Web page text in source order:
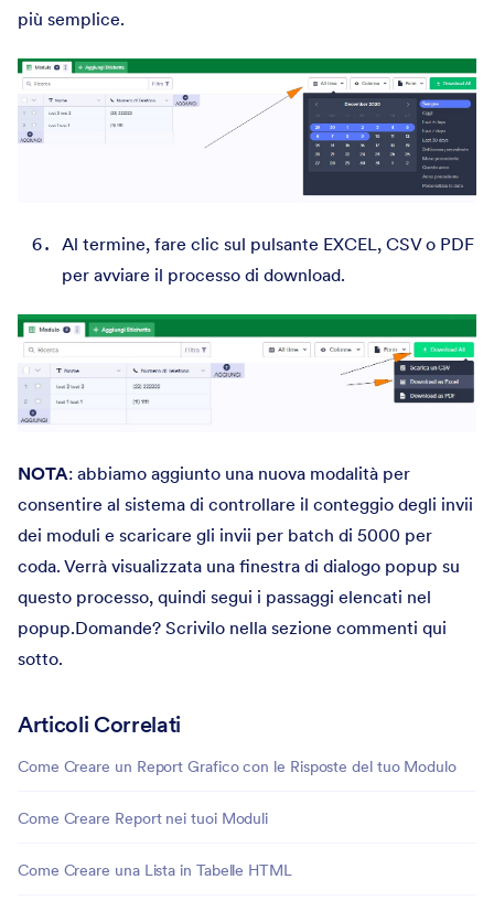
più semplice.
Al termine, fare clic sul pulsante EXCEL, CSV o PDF
per avviare il processo di download.
NOTA: abbiamo aggiunto una nuova modalità per
consentire al sistema di controllare il conteggio degli invii
dei moduli e scaricare gli invii per batch di 5000 per
coda. Verrà visualizzata una finestra di dialogo popup su
questo processo, quindi segui i passaggi elencati nel
popup.Domande? Scrivilo nella sezione commenti qui
sotto.
Articoli Correlati
Come Creare un Report Grafico con le Risposte del tuo Modulo
Come Creare Report nei tuoi Moduli
Come Creare una Lista in Tabelle HTML